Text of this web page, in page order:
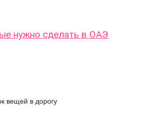
нужно сделать в ОАЭ
вещей в дорогу